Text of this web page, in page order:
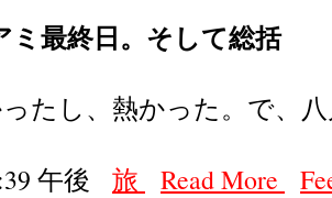
ミ最終日。そして総括
たし、熱かった。で、
午後 旅 Read More